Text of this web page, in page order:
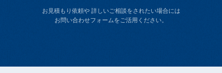
お見積もり依頼や 詳しいご相談をされたい場合には
お問い合わせフォームをご活用ください。